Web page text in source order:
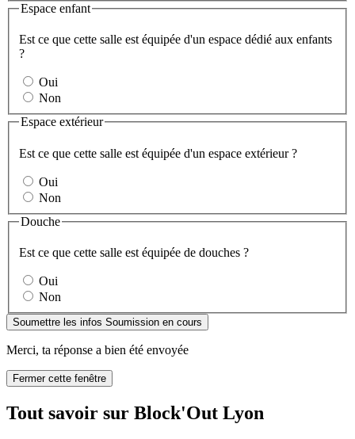
Espace enfant
Est ce que cette salle est équipée d'un espace dédié aux enfants
?
Oui
Non
Espace extérieur
Est ce que cette salle est équipée d'un espace extérieur ?
Oui
Non
Douche
Est ce que cette salle est équipée de douches ?
Oui
Non
Soumettre les infos Soumission en cours
Merci, ta réponse a bien été envoyée
Fermer cette fenêtre
Tout savoir sur Block'Out Lyon